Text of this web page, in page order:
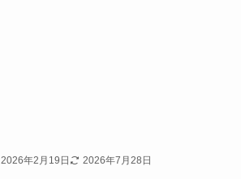
2026年2月19日 2026年7月28日